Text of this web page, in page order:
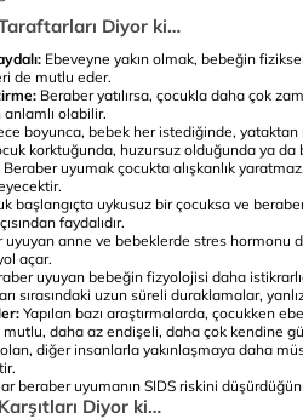
Diyor ki…
Ebeveyne yakın olmak, bebeğin
de mutlu eder.
Beraber yatılırsa, çocukla daha çok
anlamlı olabilir.
boyunca, bebek her istediğinde,
korktuğunda, huzursuz olduğunda ya da
Beraber uyumak çocukta alışkanlık
başlangıçta uykusuz bir çocuksa ve
faydalıdır.
uyuyan anne ve bebeklerde stres hormonu
açar.
uyuyan bebeğin fizyolojisi daha
sırasındaki uzun süreli duraklamalar,
Yapılan bazı araştırmalarda, çocukken
daha az endişeli, daha çok kendine
diğer insanlarla yakınlaşmaya daha
beraber uyumanın SIDS riskini
Diyor ki…